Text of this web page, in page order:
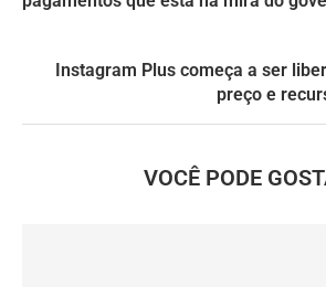
Instagram Plus começa a ser
preço e
VOCÊ PODE